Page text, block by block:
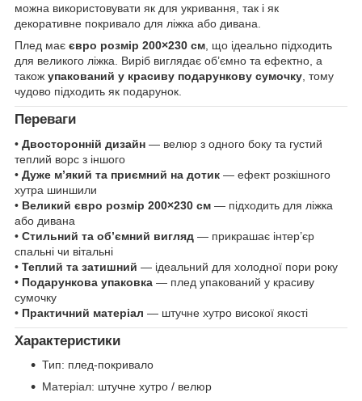
можна використовувати як для укривання, так і як
декоративне покривало для ліжка або дивана.
Плед має євро розмір 200×230 см , що ідеально підходить
для великого ліжка. Виріб виглядає об’ємно та ефектно, а
також упакований у красиву подарункову сумочку , тому
чудово підходить як подарунок.
Переваги
• Двосторонній дизайн — велюр з одного боку та густий
теплий ворс з іншого
• Дуже м’який та приємний на дотик — ефект розкішного
хутра шиншили
• Великий євро розмір 200×230 см — підходить для ліжка
або дивана
• Стильний та об’ємний вигляд — прикрашає інтер’єр
спальні чи вітальні
• Теплий та затишний — ідеальний для холодної пори року
• Подарункова упаковка — плед упакований у красиву
сумочку
• Практичний матеріал — штучне хутро високої якості
Характеристики
Тип: плед-покривало
Матеріал: штучне хутро / велюр